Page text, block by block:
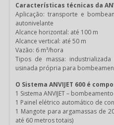
Características técnicas da
Aplicação: transporte e
autonivelante
Alcance horizontal: até 100 m
Alcance vertical: até 50 m
Vazão: 6 m³/hora
Tipos de massa:
usinada própria para
O Sistema ANVIJET 600 é
1 Sistema ANVIJET – bombeamento
1 Painel elétrico automático de
1 Mangote para argamassas de
até 60 metros totais)